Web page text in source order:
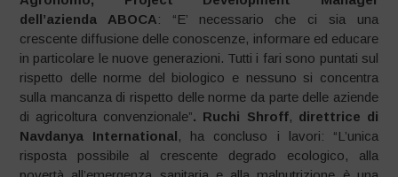
dell’azienda ABOCA: “E’ necessario che ci sia una
crescente diffusione delle conoscenze, informare ed educare
in particolare le nuove generazioni. Tutti i fari sono puntati sul
rispetto delle norme del biologico e nessuno si concentra
sulla mancanza di rispetto delle norme da parte delle aziende
di agricoltura convenzionale”. Ruchi Shroff, direttrice di
Navdanya International, ha concluso i lavori: “L’unica
risposta possibile al crescente degrado ecologico, alla